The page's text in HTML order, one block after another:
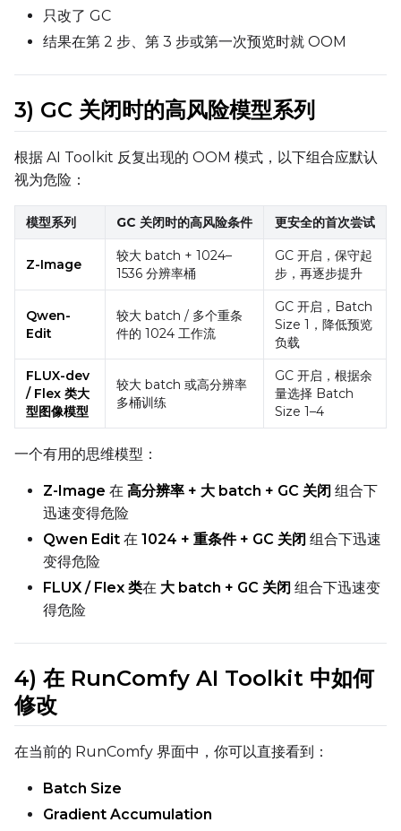
只改了 GC
结果在第 2 步、第 3 步或第一次预览时就 OOM
3) GC 关闭时的高风险模型系列
根据 AI Toolkit 反复出现的 OOM 模式，以下组合应默认
视为危险：
模型系列 GC 关闭时的高风险条件 更安全的首次尝试
Z-Image
较大 batch + 1024–
1536 分辨率桶
GC 开启，保守起
步，再逐步提升
Qwen-
Edit
较大 batch / 多个重条
件的 1024 工作流
GC 开启，Batch
Size 1，降低预览
负载
FLUX-dev
/ Flex 类大
型图像模型
较大 batch 或高分辨率
多桶训练
GC 开启，根据余
量选择 Batch
Size 1–4
一个有用的思维模型：
Z-Image 在 高分辨率 + 大 batch + GC 关闭 组合下
迅速变得危险
Qwen Edit 在 1024 + 重条件 + GC 关闭 组合下迅速
变得危险
FLUX / Flex 类在 大 batch + GC 关闭 组合下迅速变
得危险
4) 在 RunComfy AI Toolkit 中如何
修改
在当前的 RunComfy 界面中，你可以直接看到：
Batch Size
Gradient Accumulation